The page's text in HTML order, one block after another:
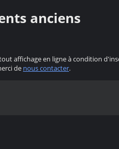
anciens
affichage en ligne à condition
de nous contacter.